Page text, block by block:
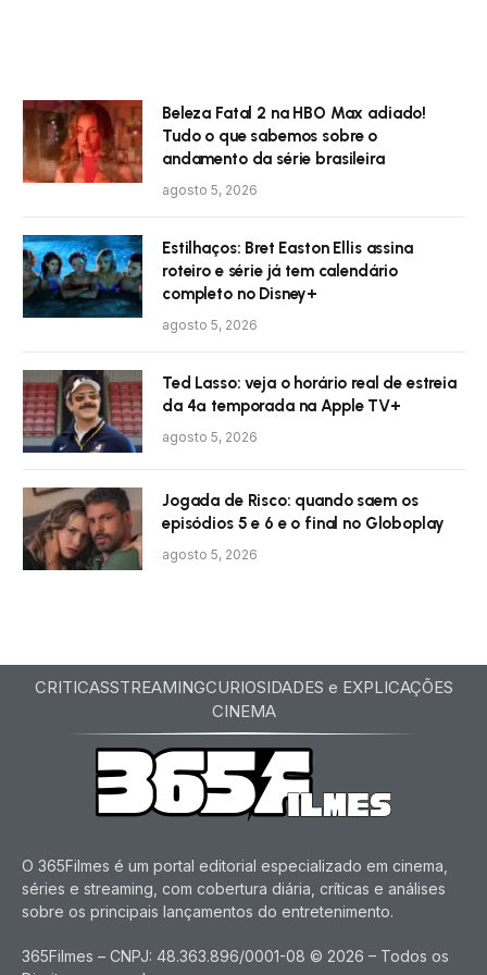
Beleza Fatal 2 na HBO Max adiado!
Tudo o que sabemos sobre o
andamento da série brasileira
agosto 5, 2026
Estilhaços: Bret Easton Ellis assina
roteiro e série já tem calendário
completo no Disney+
agosto 5, 2026
Ted Lasso: veja o horário real de estreia
da 4ª temporada na Apple TV+
agosto 5, 2026
Jogada de Risco: quando saem os
episódios 5 e 6 e o final no Globoplay
agosto 5, 2026
CRITICASSTREAMINGCURIOSIDADES e EXPLICAÇÕES
CINEMA
O 365Filmes é um portal editorial especializado em cinema,
séries e streaming, com cobertura diária, críticas e análises
sobre os principais lançamentos do entretenimento.
365Filmes – CNPJ: 48.363.896/0001-08 © 2026 – Todos os